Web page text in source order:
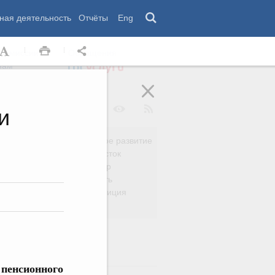
деятельность Отчёты Eng
Обращения
Региональное развитие
Дальний Восток
Россия и мир
Безопасность
Право и юстиция